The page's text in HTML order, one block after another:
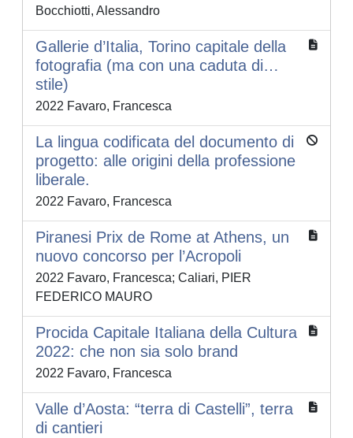
Bocchiotti, Alessandro
Gallerie d’Italia, Torino capitale della
fotografia (ma con una caduta di…
stile)
2022 Favaro, Francesca
La lingua codificata del documento di
progetto: alle origini della professione
liberale.
2022 Favaro, Francesca
Piranesi Prix de Rome at Athens, un
nuovo concorso per l’Acropoli
2022 Favaro, Francesca; Caliari, PIER
FEDERICO MAURO
Procida Capitale Italiana della Cultura
2022: che non sia solo brand
2022 Favaro, Francesca
Valle d’Aosta: “terra di Castelli”, terra
di cantieri